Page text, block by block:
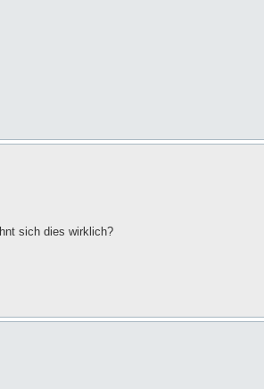
sich dies wirklich?